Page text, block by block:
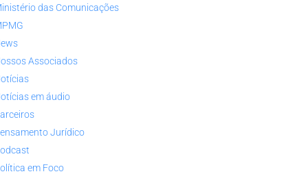
das Comunicações
Associados
em áudio
Jurídico
em Foco